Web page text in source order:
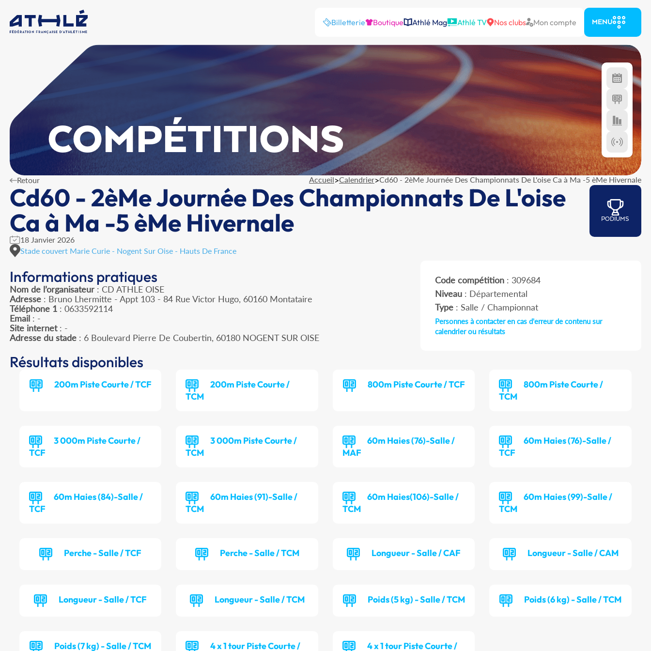
Billetterie Boutique Athlé Mag Athlé TV Nos clubs Mon compte MENU
COMPÉTITIONS
Retour Accueil>Calendrier>Cd60 - 2èMe Journée Des Championnats De L'oise Ca à Ma -5 èMe Hivernale
Cd60 - 2èMe Journée Des Championnats De L'oise
Ca à Ma -5 èMe Hivernale
18 Janvier 2026
Stade couvert Marie Curie - Nogent Sur Oise - Hauts De France
PODIUMS
Informations pratiques
Nom de l’organisateur : CD ATHLE OISE
Adresse : Bruno Lhermitte - Appt 103 - 84 Rue Victor Hugo, 60160 Montataire
Téléphone 1 : 0633592114
Email : -
Site internet: -
Adresse du stade : 6 Boulevard Pierre De Coubertin, 60180 NOGENT SUR OISE
Code compétition: 309684
Niveau: Départemental
Type: Salle / Championnat
Personnes à contacter en cas d'erreur de contenu sur
calendrier ou résultats
Résultats disponibles
200m Piste Courte / TCF
200m Piste Courte /
TCM
800m Piste Courte / TCF
800m Piste Courte /
TCM
3 000m Piste Courte /
TCF
3 000m Piste Courte /
TCM
60m Haies (76)-Salle /
MAF
60m Haies (76)-Salle /
TCF
60m Haies (84)-Salle /
TCF
60m Haies (91)-Salle /
TCM
60m Haies(106)-Salle /
TCM
60m Haies (99)-Salle /
TCM
Perche - Salle / TCF Perche - Salle / TCM Longueur - Salle / CAF Longueur - Salle / CAM
Longueur - Salle / TCF Longueur - Salle / TCM Poids (5 kg) - Salle / TCM Poids (6 kg) - Salle / TCM
Poids (7 kg) - Salle / TCM 4 x 1 tour Piste Courte / 4 x 1 tour Piste Courte /